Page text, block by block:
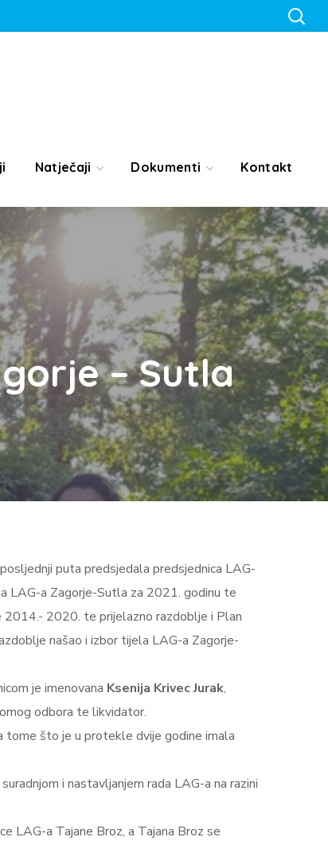
Natječaji Dokumenti Kontakt
– Sutla
puta predsjedala predsjednica LAG-
LAG-a Zagorje-Sutla za 2021. godinu te
2014.- 2020. te prijelazno razdoblje i Plan
našao i izbor tijela LAG-a Zagorje-
je imenovana Ksenija Krivec Jurak,
odbora te likvidator.
tome što je u protekle dvije godine imala
i nastavljanjem rada LAG-a na razini
LAG-a Tajane Broz, a Tajana Broz se